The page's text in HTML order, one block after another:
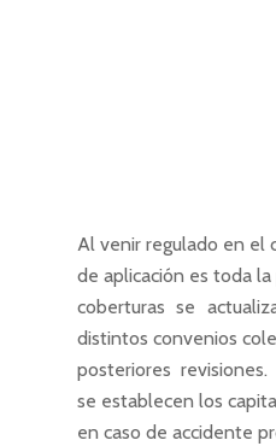
Al venir regulado en el
de aplicación es toda
coberturas se
distintos convenios
posteriores
se establecen los
en caso de accidente